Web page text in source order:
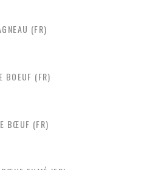
(FR)
BOEUF (FR)
BŒUF (FR)